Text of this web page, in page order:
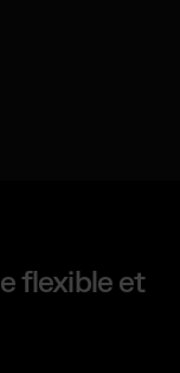
flexible et